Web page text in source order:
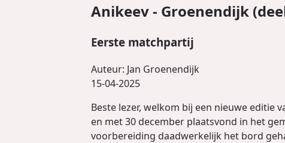
Anikeev - Groenendijk
Eerste matchpartij
Auteur: Jan Groenendijk
15-04-2025
Beste lezer, welkom bij een nieuwe editie
en met 30 december plaatsvond in het
voorbereiding daadwerkelijk het bord